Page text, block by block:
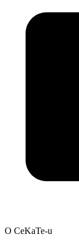
O CeKaTe-u